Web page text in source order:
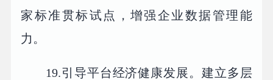
家标准贯标试点，增强企业数据管理能
力。
19.引导平台经济健康发展。建立多层